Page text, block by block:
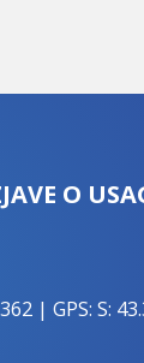
O
| GPS: S: